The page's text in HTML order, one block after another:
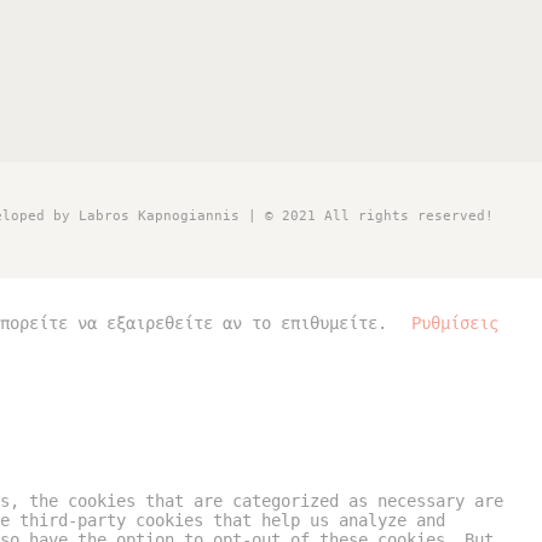
by Labros Kapnogiannis | © 2021 All rights reserved!
να εξαιρεθείτε αν το επιθυμείτε.
Ρυθμίσεις
the cookies that are categorized as necessary are
third-party cookies that help us analyze and